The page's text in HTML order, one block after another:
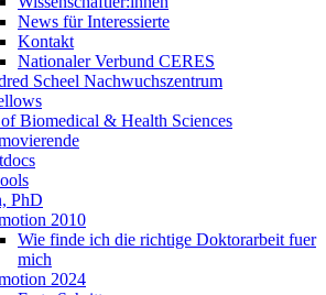
News für Interessierte
Kontakt
Nationaler Verbund CERES
Scheel Nachwuchszentrum
Biomedical & Health Sciences
PhD
2010
Wie finde ich die richtige Doktorarbeit fuer
mich
2024